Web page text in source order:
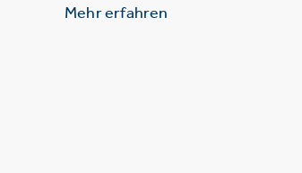
Mehr erfahren